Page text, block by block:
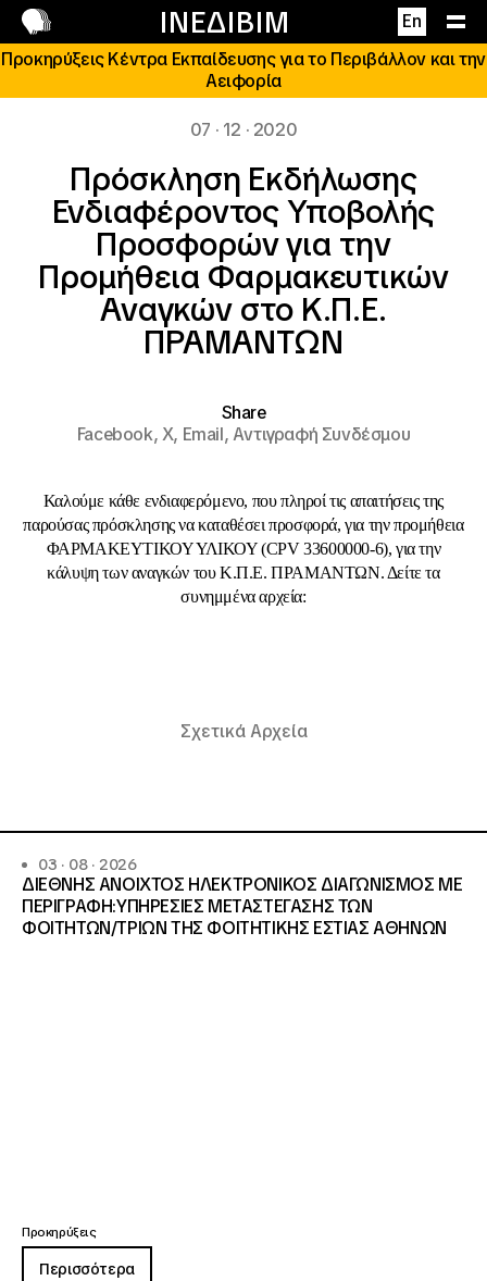
ΙΝΕΔΙΒΙΜ En
Επικοινωνία
Προκηρύξεις Κέντρα Εκπαίδευσης για το Περιβάλλον και την
Αειφορία
07 · 12 · 2020
Πρόσκληση Εκδήλωσης
Ενδιαφέροντος Υποβολής
Προσφορών για την
Προμήθεια Φαρμακευτικών
Αναγκών στο Κ.Π.Ε.
ΠΡΑΜΑΝΤΩΝ
Share
Facebook,X, Email,Αντιγραφή Συνδέσμου
Καλούμε κάθε ενδιαφερόμενο, που πληροί τις απαιτήσεις της
παρούσας πρόσκλησης να καταθέσει προσφορά, για την προμήθεια
ΦΑΡΜΑΚΕΥΤΙΚΟΥ ΥΛΙΚΟΥ (CPV 33600000-6), για την
κάλυψη των αναγκών του Κ.Π.Ε. ΠΡΑΜΑΝΤΩΝ. Δείτε τα
συνημμένα αρχεία:
Σχετικά Αρχεία
03 · 08 · 2026
ΔΙΕΘΝΗΣ ΑΝΟΙΧΤΟΣ ΗΛΕΚΤΡΟΝΙΚΟΣ ΔΙΑΓΩΝΙΣΜΟΣ ΜΕ
ΠΕΡΙΓΡΑΦΗ:ΥΠΗΡΕΣΙΕΣ METAΣΤΕΓΑΣΗΣ ΤΩΝ
ΦΟΙΤΗΤΩΝ/ΤΡΙΩΝ ΤΗΣ ΦΟΙΤΗΤΙΚΗΣ ΕΣΤΙΑΣ ΑΘΗΝΩΝ
Προκηρύξεις
Περισσότερα